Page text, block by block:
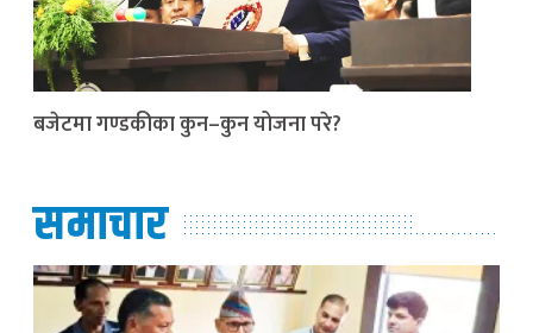
बजेटमा गण्डकीका कुन–कुन योजना परे?
समाचार